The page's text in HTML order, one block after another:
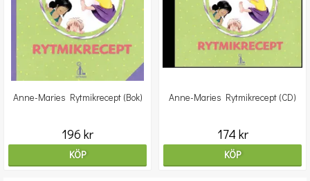
Anne-Maries Rytmikrecept (Bok)
196 kr
KÖP
Anne-Maries Rytmikrecept (CD)
174 kr
KÖP